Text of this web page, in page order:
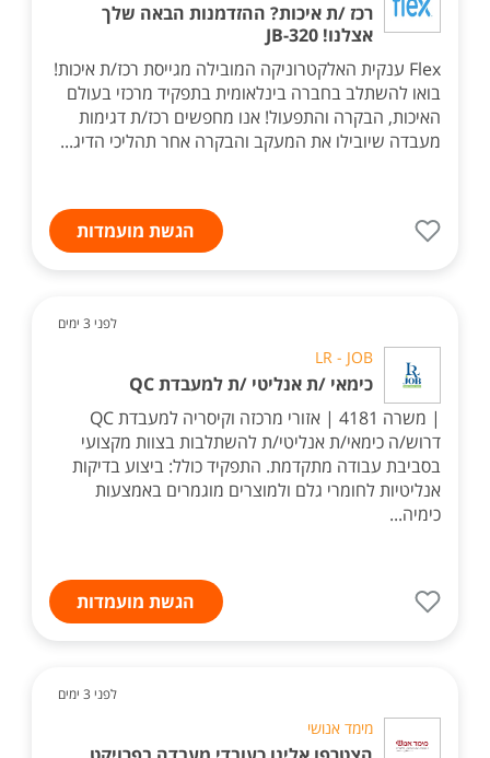
רכז /ת איכות? ההזדמנות הבאה שלך
אצלנו! JB-320
Flex ענקית האלקטרוניקה המובילה מגייסת רכז/ת איכות!
בואו להשתלב בחברה בינלאומית בתפקיד מרכזי בעולם
האיכות, הבקרה והתפעול! אנו מחפשים רכז/ת דגימות
מעבדה שיובילו את המעקב והבקרה אחר תהליכי הדיג...
הגשת מועמדות
לפני 3 ימים
LR - JOB
כימאי /ת אנליטי /ת למעבדת QC
| משרה 4181 | אזורי מרכזה וקיסריה למעבדת QC
דרוש/ה כימאי/ת אנליטי/ת להשתלבות בצוות מקצועי
בסביבת עבודה מתקדמת. התפקיד כולל: ביצוע בדיקות
אנליטיות לחומרי גלם ולמוצרים מוגמרים באמצעות
כימיה...
הגשת מועמדות
לפני 3 ימים
מימד אנושי